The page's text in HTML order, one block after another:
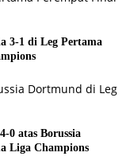
3-1 di Leg Pertama
0 atas Borussia
Liga Champions